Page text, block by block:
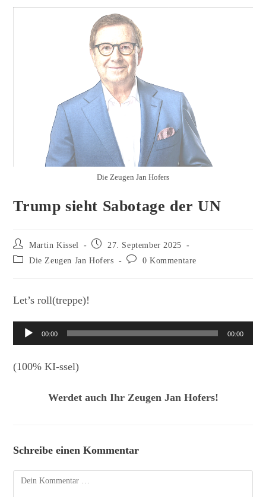
Die Zeugen Jan Hofers
Trump sieht Sabotage der UN
Beitrags-
Autor:
Martin Kissel
Beitrag
veröffentlicht:
27. September 2025
Beitrags-Die Zeugen Jan Hofers
Beitrags-0 Kommentare
Let’s roll(treppe)!
Audio-00:00 00:00
(100% KI-ssel)
Werdet auch Ihr Zeugen Jan Hofers!
Schreibe einen Kommentar
Kommentar